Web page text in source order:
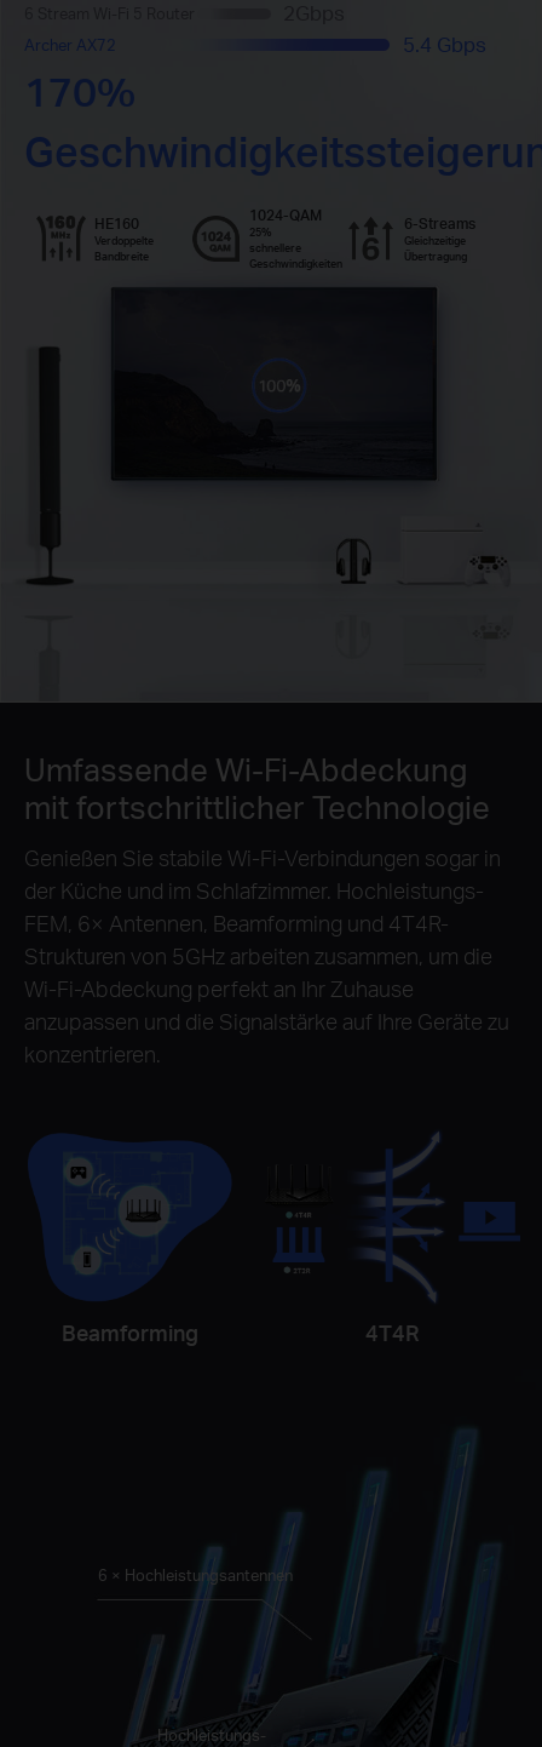
Archer AX72 5.4 Gbps
170%
HE160
Verdoppelte
Bandbreite
1024-QAM
25%
schnellere
Geschwindigkeiten
6-Streams
Gleichzeitige
Übertragung
Umfassende Wi-Fi-Abdeckung
mit fortschrittlicher Technologie
Genießen Sie stabile Wi-Fi-Verbindungen sogar in
der Küche und im Schlafzimmer. Hochleistungs-
FEM, 6× Antennen, Beamforming und 4T4R-
Strukturen von 5GHz arbeiten zusammen, um die
Wi-Fi-Abdeckung perfekt an Ihr Zuhause
anzupassen und die Signalstärke auf Ihre Geräte zu
konzentrieren.
Beamforming 4T4R
6 × Hochleistungsantennen
Hochleistungs-